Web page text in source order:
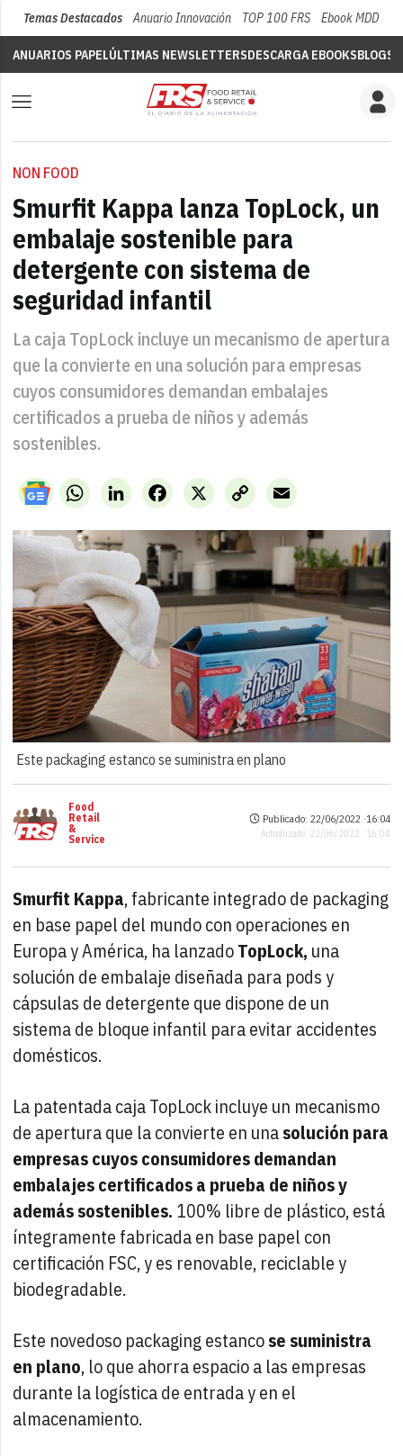
Temas Destacados Anuario Innovación TOP 100 FRS Ebook MDD
ANUARIOS PAPELÚLTIMAS NEWSLETTERSDESCARGA EBOOKSBLOGS
NON FOOD
Smurfit Kappa lanza TopLock, un
embalaje sostenible para
detergente con sistema de
seguridad infantil
La caja TopLock incluye un mecanismo de apertura
que la convierte en una solución para empresas
cuyos consumidores demandan embalajes
certificados a prueba de niños y además
sostenibles.
WhatsAppLinkedIn X
Facebook
Copy
Link
Email
Este packaging estanco se suministra en plano
Food
Retail
&
Service
Publicado: 22/06/2022 ·16:04
Actualizado: 22/06/2022 · 16:04
Smurfit Kappa, fabricante integrado de packaging
en base papel del mundo con operaciones en
Europa y América, ha lanzadoTopLock, una
solución de embalaje diseñada para pods y
cápsulas de detergente que dispone de un
sistema de bloque infantil para evitar accidentes
domésticos.
La patentada caja TopLock incluye un mecanismo
de apertura que la convierte en unasolución para
empresas cuyos consumidores demandan
embalajes certificados a prueba de niños y
además sostenibles. 100% libre de plástico, está
íntegramente fabricada en base papel con
certificación FSC, y es renovable, reciclable y
biodegradable.
Este novedoso packaging estancose suministra
en plano, lo que ahorra espacio a las empresas
durante la logística de entrada y en el
almacenamiento.